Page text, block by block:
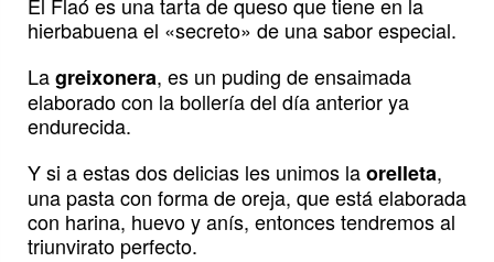
hierbabuena el «secreto» de una sabor especial.
Lagreixonera, es un puding de ensaimada
elaborado con la bollería del día anterior ya
endurecida.
Y si a estas dos delicias les unimos laorelleta,
una pasta con forma de oreja, que está elaborada
con harina, huevo y anís, entonces tendremos al
triunvirato perfecto.